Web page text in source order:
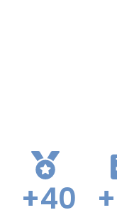
+40 +